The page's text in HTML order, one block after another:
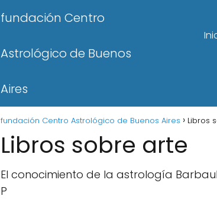
fundación Centro
Astrológico de Buenos
Aires
fundación Centro Astrológico de Buenos Aires Libros
Libros sobre arte
El conocimiento de la astrología
P